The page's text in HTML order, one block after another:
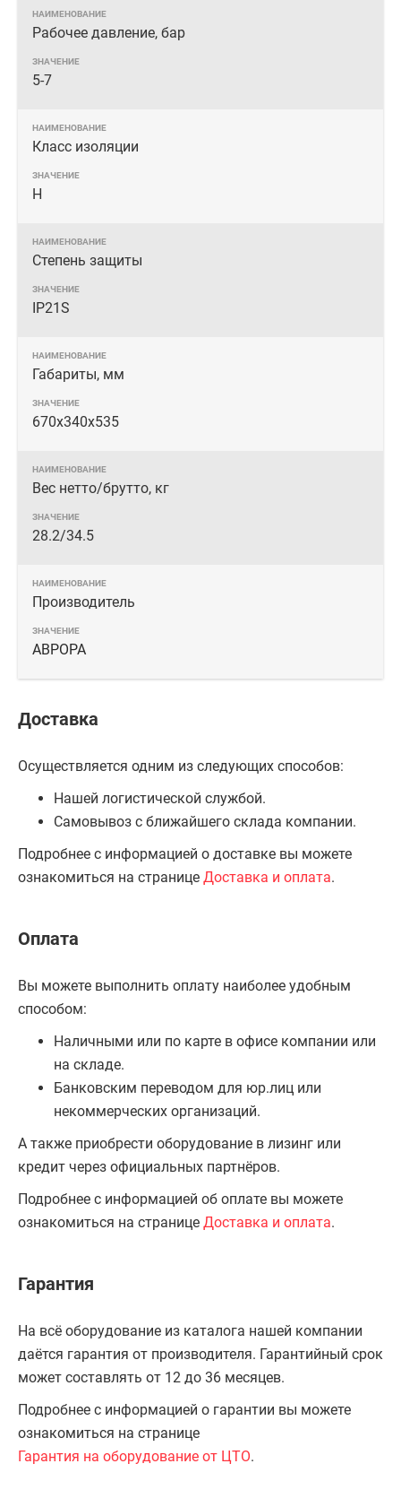
Рабочее давление, бар
5-7
Класс изоляции
Н
Степень защиты
IP21S
Габариты, мм
670x340x535
Вес нетто/брутто, кг
28.2/34.5
Производитель
АВРОРА
Доставка
Осуществляется одним из следующих способов:
Нашей логистической службой.
Самовывоз с ближайшего склада компании.
Подробнее с информацией о доставке вы можете
ознакомиться на странице Доставка и оплата.
Оплата
Вы можете выполнить оплату наиболее удобным
способом:
Наличными или по карте в офисе компании или
на складе.
Банковским переводом для юр.лиц или
некоммерческих организаций.
А также приобрести оборудование в лизинг или
кредит через официальных партнёров.
Подробнее с информацией об оплате вы можете
ознакомиться на странице Доставка и оплата.
Гарантия
На всё оборудование из каталога нашей компании
даётся гарантия от производителя. Гарантийный срок
может составлять от 12 до 36 месяцев.
Подробнее с информацией о гарантии вы можете
ознакомиться на странице
Гарантия на оборудование от ЦТО.